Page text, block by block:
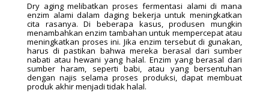
Dry aging melibatkan proses fermentasi alami di mana
enzim alami dalam daging bekerja untuk meningkatkan
cita rasanya. Di beberapa kasus, produsen mungkin
menambahkan enzim tambahan untuk mempercepat atau
meningkatkan proses ini. Jika enzim tersebut di gunakan,
harus di pastikan bahwa mereka berasal dari sumber
nabati atau hewani yang halal. Enzim yang berasal dari
sumber haram, seperti babi, atau yang bersentuhan
dengan najis selama proses produksi, dapat membuat
produk akhir menjadi tidak halal.